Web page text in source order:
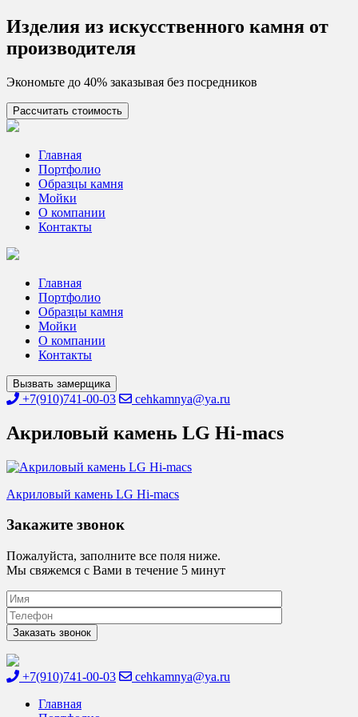
Skip
to
content
Изделия из искусcтвенного камня от
производителя
Экономьте до 40% заказывая без посредников
Рассчитать стоимость
Цех камня
Столешницы из искусственного камня
Главная
Портфолио
Образцы камня
Мойки
О компании
Контакты
Главная
Портфолио
Образцы камня
Мойки
О компании
Контакты
Вызвать замерщика
+7(910)741-00-03 cehkamnya@ya.ru
Акриловый камень LG Hi-macs
Навигация
по
Акриловый камень LG Hi-macs
Закажите звонок
Пожалуйста, заполните все поля ниже.
Мы свяжемся с Вами в течение 5 минут
+7(910)741-00-03
cehkamnya@ya.ru
Главная